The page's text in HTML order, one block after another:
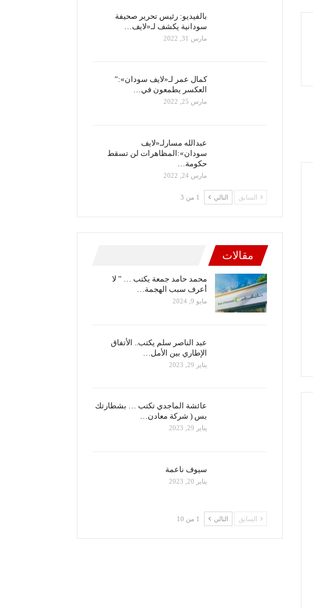
بالفيديو: رئيس تحرير صحيفة
سودانية يكشف لـ«لايف…
مارس 31, 2022
كمال عمر لـ«لايف سودان»:”
العكسر يطمعون في…
مارس 25, 2022
عبدالله مسارلـ«لايف
سودان»:المظاهرات لن تسقط
حكومة…
مارس 24, 2022
السابق التالي 1 من 3
مقالات
محمد حامد جمعة يكتب … ” لا
أعرف سبب الهجمة…
مايو 9, 2024
عبد الناصر سلم يكتب.. الأتفاق
الإطاري بين الأمل…
يناير 29, 2023
عائشة الماجدي تكتب … بشطارتك
بس ( شركة معادن…
يناير 29, 2023
سيوف ناعمة
يناير 20, 2023
السابق التالي 1 من 10